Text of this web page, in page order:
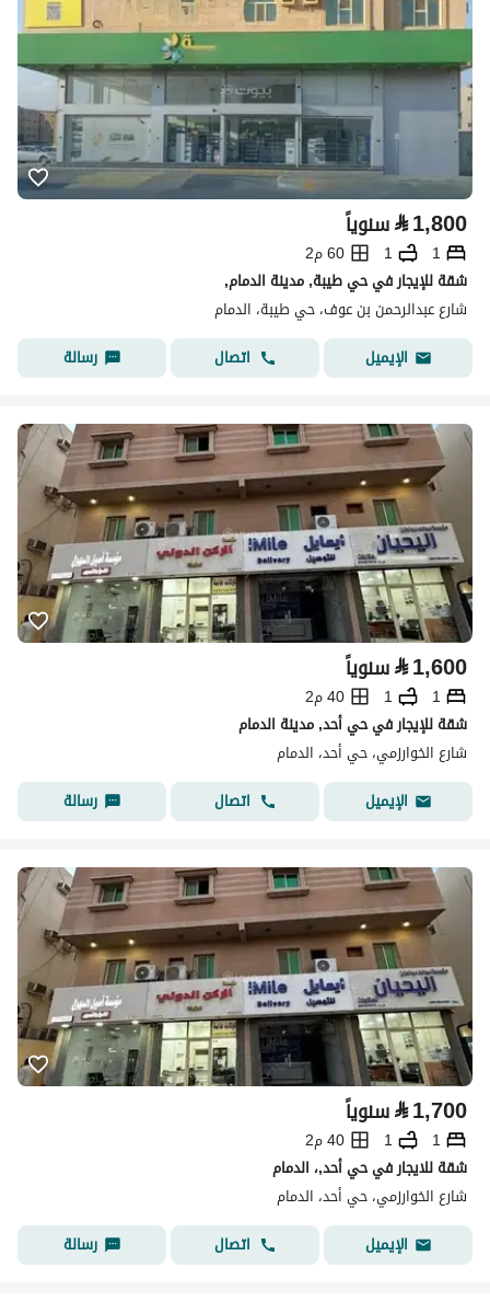
⃁1,800 سنوياً
1
1
60 م2
شقة للإيجار في حي طيبة, مدينة الدمام,
شارع عبدالرحمن بن عوف، حي طيبة، الدمام
الإيميل
اتصال رسالة
⃁1,600 سنوياً
1
1
40 م2
شقة للإيجار في حي أحد, مدينة الدمام
شارع الخوارزمي، حي أحد، الدمام
الإيميل
اتصال رسالة
⃁1,700 سنوياً
1
1
40 م2
شقة للايجار في حي أحد,، الدمام
شارع الخوارزمي، حي أحد، الدمام
الإيميل
اتصال رسالة